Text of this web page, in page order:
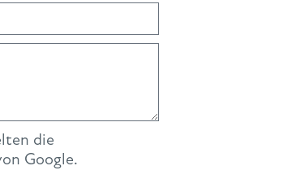
die
Google.